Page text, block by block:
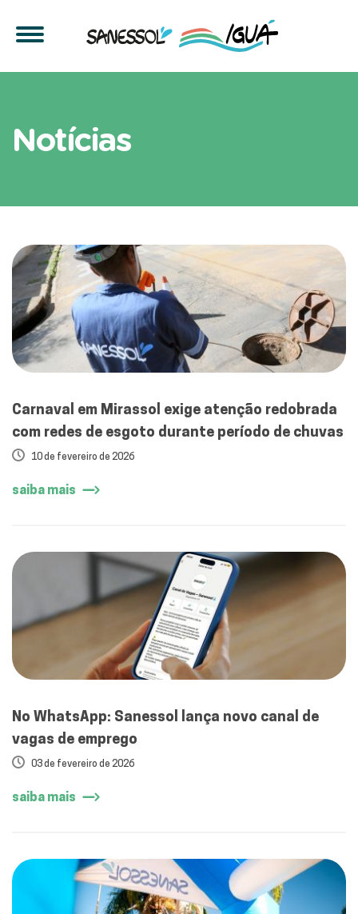
Notícias
Carnaval em Mirassol exige atenção redobrada
com redes de esgoto durante período de chuvas
10 de fevereiro de 2026
saiba mais
No WhatsApp: Sanessol lança novo canal de
vagas de emprego
03 de fevereiro de 2026
saiba mais